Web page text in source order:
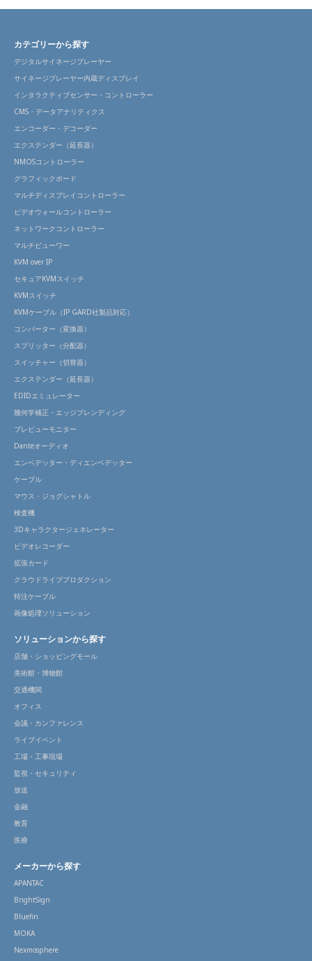
カテゴリーから探す
デジタルサイネージプレーヤー
サイネージプレーヤー内蔵ディスプレイ
インタラクティブセンサー・コントローラー
CMS・データアナリティクス
エンコーダー・デコーダー
エクステンダー（延長器）
NMOSコントローラー
グラフィックボード
マルチディスプレイコントローラー
ビデオウォールコントローラー
ネットワークコントローラー
マルチビューワー
KVM over IP
セキュアKVMスイッチ
KVMスイッチ
KVMケーブル（IP GARD社製品対応）
コンバーター（変換器）
スプリッター（分配器）
スイッチャー（切替器）
エクステンダー（延長器）
EDIDエミュレーター
幾何学補正・エッジブレンディング
プレビューモニター
Danteオーディオ
エンベデッター・ディエンベデッター
ケーブル
マウス・ジョグシャトル
検査機
3Dキャラクタージェネレーター
ビデオレコーダー
拡張カード
クラウドライブプロダクション
特注ケーブル
画像処理ソリューション
ソリューションから探す
店舗・ショッピングモール
美術館・博物館
交通機関
オフィス
会議・カンファレンス
ライブイベント
工場・工事現場
監視・セキュリティ
放送
金融
教育
医療
メーカーから探す
APANTAC
BrightSign
Bluefin
MOKA
Nexmosphere